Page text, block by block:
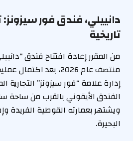
دانييلي، فندق فور
تاريخية
من المقرر إعادة افتتاح فندق
منتصف عام 2026، بعد
إدارة علامة “فور سيزونز” التجارية
الفندق الأيقوني بالقرب من ساحة
ويشتهر بعمارته القوطية الفريدة
البحيرة.